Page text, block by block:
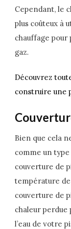
Cependant, le
plus coûteux à
chauffage pour
gaz.
Découvrez
construire une
Bien que cela
comme un
couverture de
température de
couverture de
chaleur perdue
l’eau de votre